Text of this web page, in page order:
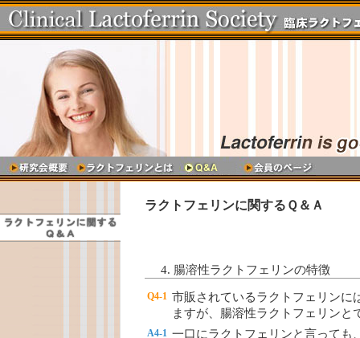
ラクトフェリンに関するＱ＆Ａ
4. 腸溶性ラクトフェリンの特徴
Q4-1 市販されているラクトフェリンに
ますが、腸溶性ラクトフェリン
A4-1 一口にラクトフェリンと言っても